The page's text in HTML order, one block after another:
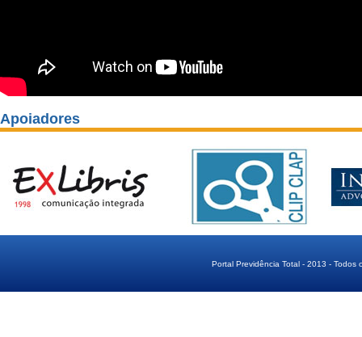
Apoiadores
Portal Previdência Total - 2013 - Todos